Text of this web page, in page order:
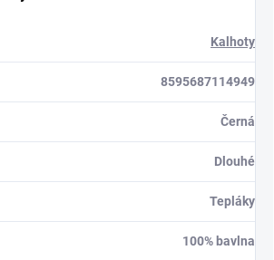
Kalhoty
8595687114949
Černá
Dlouhé
Tepláky
100% bavlna